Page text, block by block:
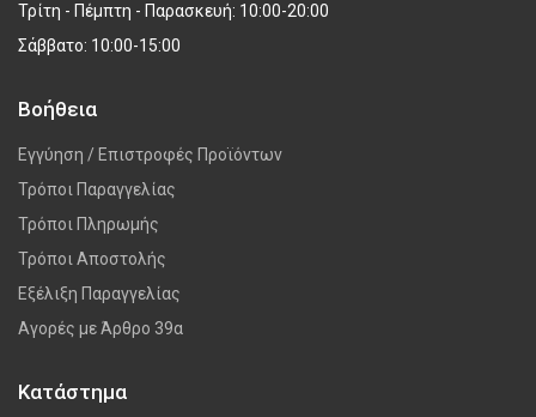
Τρίτη - Πέμπτη - Παρασκευή: 10:00-20:00
Σάββατο: 10:00-15:00
Βοήθεια
Εγγύηση / Επιστροφές Προϊόντων
Τρόποι Παραγγελίας
Τρόποι Πληρωμής
Τρόποι Αποστολής
Εξέλιξη Παραγγελίας
Αγορές με Άρθρο 39α
Κατάστημα